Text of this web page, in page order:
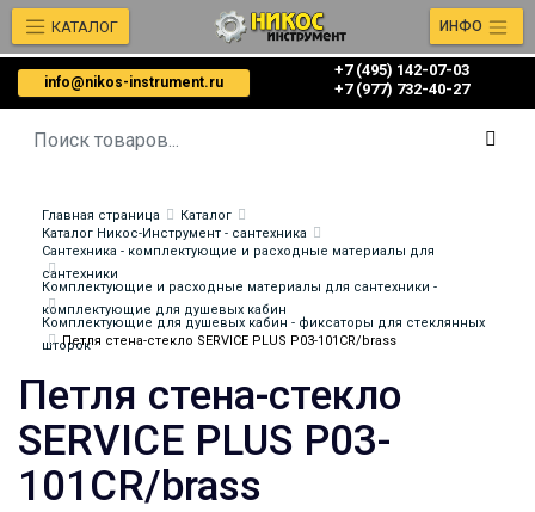
info@nikos-instrument.ru
+7 (495) 142-07-03
‎‎+7 (977) 732-40-27
КАТАЛОГ ИНФО
Главная страница
Каталог
Каталог Никос-Инструмент - сантехника
Сантехника - комплектующие и расходные материалы для
сантехники
Комплектующие и расходные материалы для сантехники -
комплектующие для душевых кабин
Комплектующие для душевых кабин - фиксаторы для стеклянных
шторок
Петля стена-стекло SERVICE PLUS P03-101CR/brass
Петля стена-стекло
SERVICE PLUS P03-
101CR/brass